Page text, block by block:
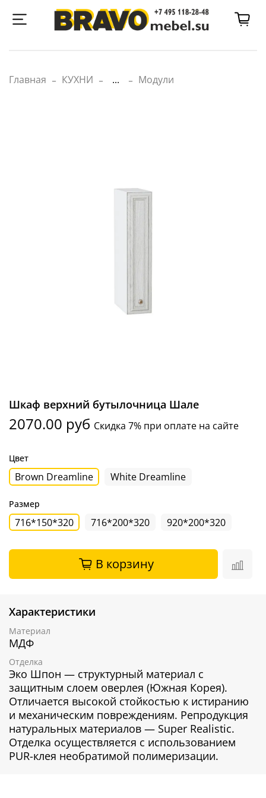
Главная КУХНИ ... Модули
Шкаф верхний бутылочница Шале
2070.00 руб Скидка 7% при оплате на сайте
Цвет
Brown Dreamline White Dreamline
Размер
716*150*320 716*200*320 920*200*320
В корзину
Характеристики
Материал
МДФ
Отделка
Эко Шпон — структурный материал с
защитным слоем оверлея (Южная Корея).
Отличается высокой стойкостью к истиранию
и механическим повреждениям. Репродукция
натуральных материалов — Super Realistic.
Отделка осуществляется с использованием
PUR-клея необратимой полимеризации.